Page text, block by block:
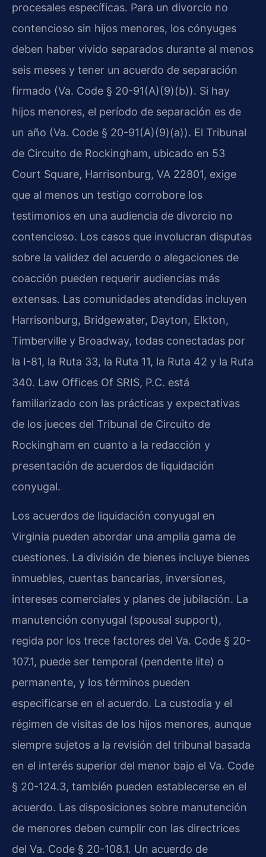
procesales específicas. Para un divorcio no
contencioso sin hijos menores, los cónyuges
deben haber vivido separados durante al menos
seis meses y tener un acuerdo de separación
firmado (Va. Code § 20-91(A)(9)(b)). Si hay
hijos menores, el período de separación es de
un año (Va. Code § 20-91(A)(9)(a)). El Tribunal
de Circuito de Rockingham, ubicado en 53
Court Square, Harrisonburg, VA 22801, exige
que al menos un testigo corrobore los
testimonios en una audiencia de divorcio no
contencioso. Los casos que involucran disputas
sobre la validez del acuerdo o alegaciones de
coacción pueden requerir audiencias más
extensas. Las comunidades atendidas incluyen
Harrisonburg, Bridgewater, Dayton, Elkton,
Timberville y Broadway, todas conectadas por
la I-81, la Ruta 33, la Ruta 11, la Ruta 42 y la Ruta
340. Law Offices Of SRIS, P.C. está
familiarizado con las prácticas y expectativas
de los jueces del Tribunal de Circuito de
Rockingham en cuanto a la redacción y
presentación de acuerdos de liquidación
conyugal.
Los acuerdos de liquidación conyugal en
Virginia pueden abordar una amplia gama de
cuestiones. La división de bienes incluye bienes
inmuebles, cuentas bancarias, inversiones,
intereses comerciales y planes de jubilación. La
manutención conyugal (spousal support),
regida por los trece factores del Va. Code § 20-
107.1, puede ser temporal (pendente lite) o
permanente, y los términos pueden
especificarse en el acuerdo. La custodia y el
régimen de visitas de los hijos menores, aunque
siempre sujetos a la revisión del tribunal basada
en el interés superior del menor bajo el Va. Code
§ 20-124.3, también pueden establecerse en el
acuerdo. Las disposiciones sobre manutención
de menores deben cumplir con las directrices
del Va. Code § 20-108.1. Un acuerdo de